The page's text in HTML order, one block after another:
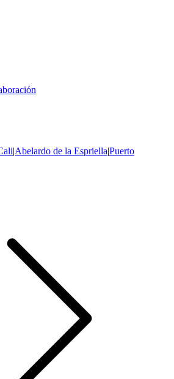
|Abelardo de la Espriella|Puerto